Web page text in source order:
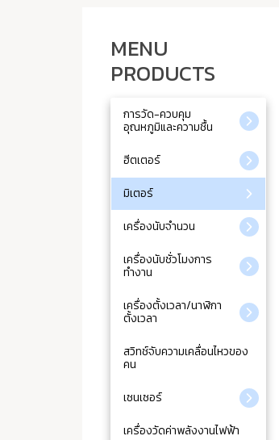
MENU
PRODUCTS
การวัด-ควบคุม
อุณหภูมิและความชื้น
ฮีตเตอร์
มิเตอร์
เครื่องนับจำนวน
เครื่องนับชั่วโมงการ
ทำงาน
เครื่องตั้งเวลา/นาฬิกา
ตั้งเวลา
สวิทช์จับความเคลื่อนไหวของ
คน
เซนเซอร์
เครื่องวัดค่าพลังงานไฟฟ้า